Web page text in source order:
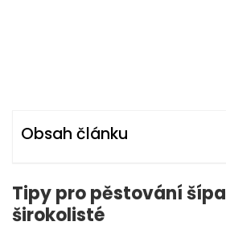
Obsah článku
Tipy pro pěstování
širokolisté